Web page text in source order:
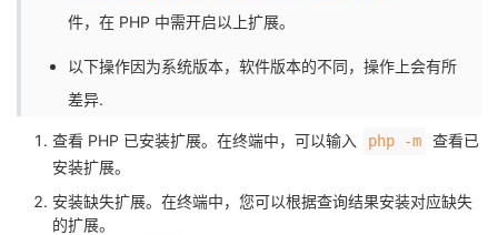
件，在 PHP 中需开启以上扩展。
以下操作因为系统版本，软件版本的不同，操作上会有所
差异.
查看 PHP 已安装扩展。在终端中，可以输入 php -m
查看已
安装扩展。
安装缺失扩展。在终端中，您可以根据查询结果安装对应缺失
的扩展。